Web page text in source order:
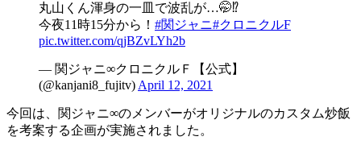
丸山くん渾身の一皿で波乱が…🤭⁉️
今夜11時15分から！ #関ジャニ#クロニクルF
pic.twitter.com/qjBZvLYh2b
— 関ジャニ∞クロニクルＦ【公式】
(@kanjani8_fujitv) April 12, 2021
今回は、関ジャニ∞のメンバーがオリジナルのカスタム炒飯
を考案する企画が実施されました。